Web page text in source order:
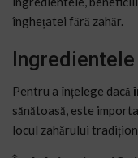
înghețatei fără zahăr.
Pentru a înțelege dacă
sănătoasă, este
locul zahărului